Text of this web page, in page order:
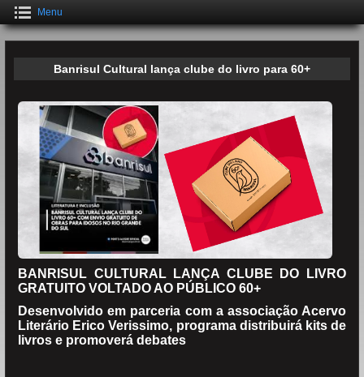
Menu
Banrisul Cultural lança clube do livro para 60+
BANRISUL CULTURAL LANÇA CLUBE DO LIVRO
GRATUITO VOLTADO AO PÚBLICO 60+
Desenvolvido em parceria com a associação Acervo
Literário Erico Verissimo, programa distribuirá kits de
livros e promoverá debates